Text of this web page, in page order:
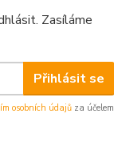
Zasíláme
Přihlásit se
osobních údajů za účelem